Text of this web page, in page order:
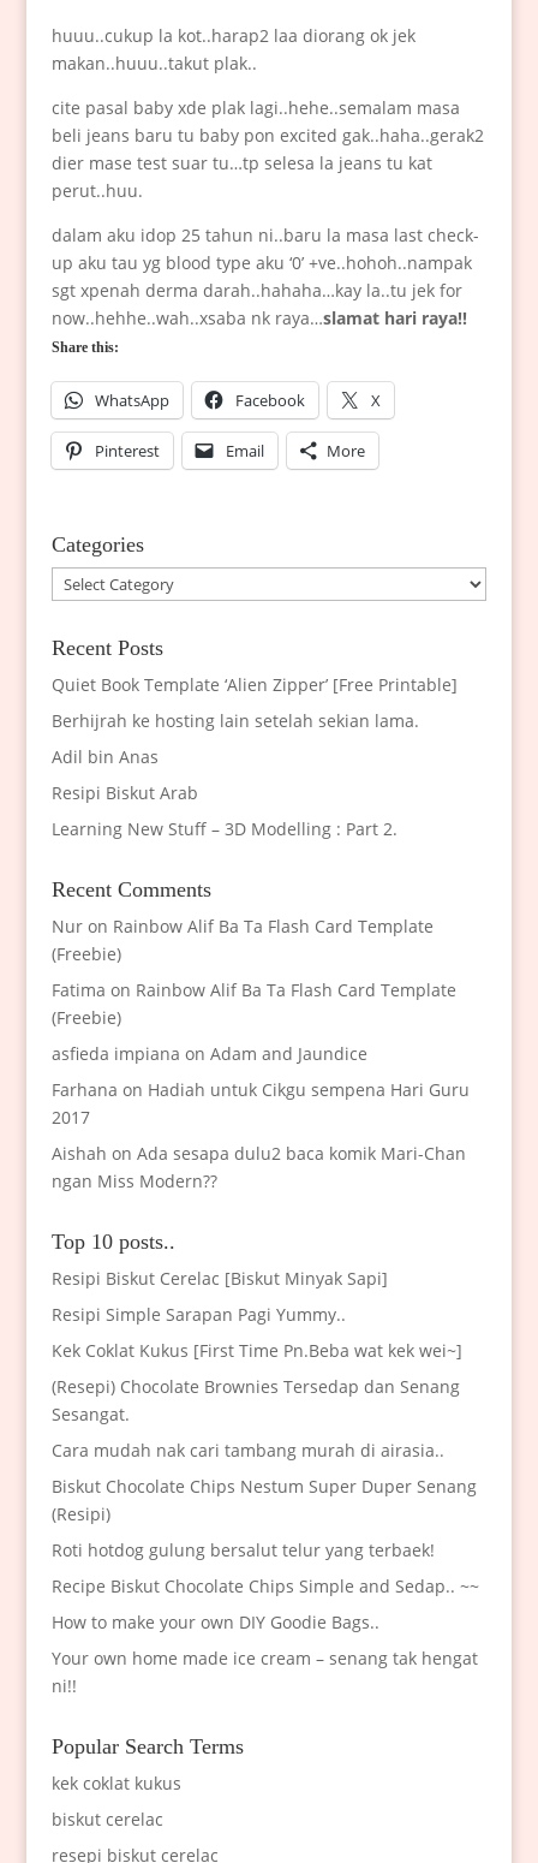
huuu..cukup la kot..harap2 laa diorang ok jek
makan..huuu..takut plak..
cite pasal baby xde plak lagi..hehe..semalam masa
beli jeans baru tu baby pon excited gak..haha..gerak2
dier mase test suar tu…tp selesa la jeans tu kat
perut..huu.
dalam aku idop 25 tahun ni..baru la masa last check-
up aku tau yg blood type aku ‘0’ +ve..hohoh..nampak
sgt xpenah derma darah..hahaha…kay la..tu jek for
now..hehhe..wah..xsaba nk raya…slamat hari raya!!
Share this:
WhatsApp Facebook X
Pinterest Email More
Categories
Categories
Recent Posts
Quiet Book Template ‘Alien Zipper’ [Free Printable]
Berhijrah ke hosting lain setelah sekian lama.
Adil bin Anas
Resipi Biskut Arab
Learning New Stuff – 3D Modelling : Part 2.
Recent Comments
Nuron Rainbow Alif Ba Ta Flash Card Template
(Freebie)
Fatima on Rainbow Alif Ba Ta Flash Card Template
(Freebie)
asfieda impiana on Adam and Jaundice
Farhana on Hadiah untuk Cikgu sempena Hari Guru
2017
Aishah on Ada sesapa dulu2 baca komik Mari-Chan
ngan Miss Modern??
Top 10 posts..
Resipi Biskut Cerelac [Biskut Minyak Sapi]
Resipi Simple Sarapan Pagi Yummy..
Kek Coklat Kukus [First Time Pn.Beba wat kek wei~]
(Resepi) Chocolate Brownies Tersedap dan Senang
Sesangat.
Cara mudah nak cari tambang murah di airasia..
Biskut Chocolate Chips Nestum Super Duper Senang
(Resipi)
Roti hotdog gulung bersalut telur yang terbaek!
Recipe Biskut Chocolate Chips Simple and Sedap.. ~~
How to make your own DIY Goodie Bags..
Your own home made ice cream – senang tak hengat
ni!!
Popular Search Terms
kek coklat kukus
biskut cerelac
resepi biskut cerelac